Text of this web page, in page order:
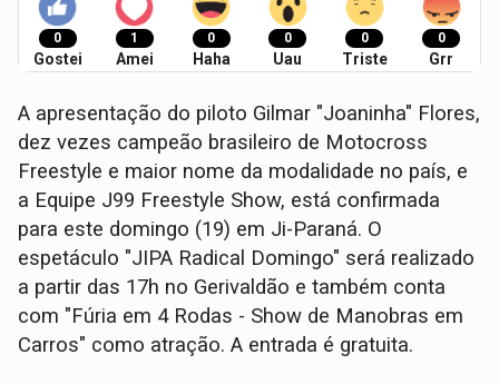
0
Gostei
1
Amei
0
Haha
0
Uau
0
Triste
0
Grr
A apresentação do piloto Gilmar "Joaninha" Flores,
dez vezes campeão brasileiro de Motocross
Freestyle e maior nome da modalidade no país, e
a Equipe J99 Freestyle Show, está confirmada
para este domingo (19) em Ji-Paraná. O
espetáculo "JIPA Radical Domingo" será realizado
a partir das 17h no Gerivaldão e também conta
com "Fúria em 4 Rodas - Show de Manobras em
Carros" como atração. A entrada é gratuita.